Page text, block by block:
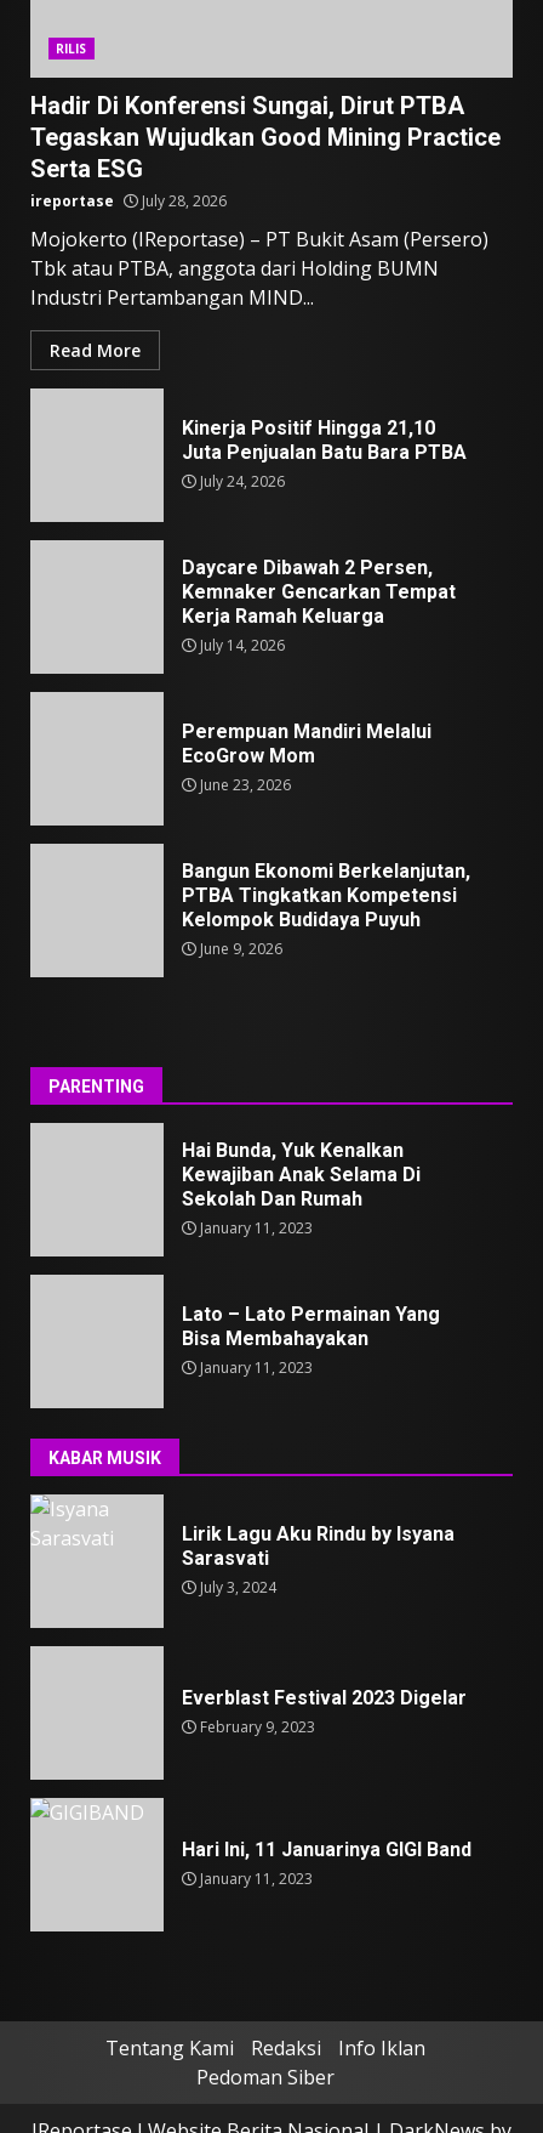
RILIS
Hadir Di Konferensi Sungai, Dirut PTBA
Tegaskan Wujudkan Good Mining Practice
Serta ESG
ireportase July 28, 2026
Mojokerto (IReportase) – PT Bukit Asam (Persero)
Tbk atau PTBA, anggota dari Holding BUMN
Industri Pertambangan MIND...
Read More
Kinerja Positif Hingga 21,10
Juta Penjualan Batu Bara PTBA
July 24, 2026
Daycare Dibawah 2 Persen,
Kemnaker Gencarkan Tempat
Kerja Ramah Keluarga
July 14, 2026
Perempuan Mandiri Melalui
EcoGrow Mom
June 23, 2026
Bangun Ekonomi Berkelanjutan,
PTBA Tingkatkan Kompetensi
Kelompok Budidaya Puyuh
June 9, 2026
PARENTING
Hai Bunda, Yuk Kenalkan
Kewajiban Anak Selama Di
Sekolah Dan Rumah
January 11, 2023
Lato – Lato Permainan Yang
Bisa Membahayakan
January 11, 2023
KABAR MUSIK
Lirik Lagu Aku Rindu by Isyana
Sarasvati
July 3, 2024
Everblast Festival 2023 Digelar
February 9, 2023
Hari Ini, 11 Januarinya GIGI Band
January 11, 2023
Tentang Kami Redaksi
Info Iklan
Pedoman Siber